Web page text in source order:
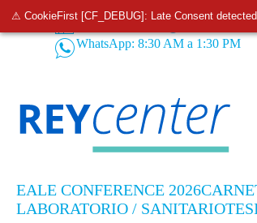
⚠ CookieFirst [CF_DEBUG]: Late Consent
Tiendas
Pedidos: 932
WhatsApp: 8:30 AM a 1:30 PM
EALE CONFERENCE 2026
LABORATORIO / SANITARIO